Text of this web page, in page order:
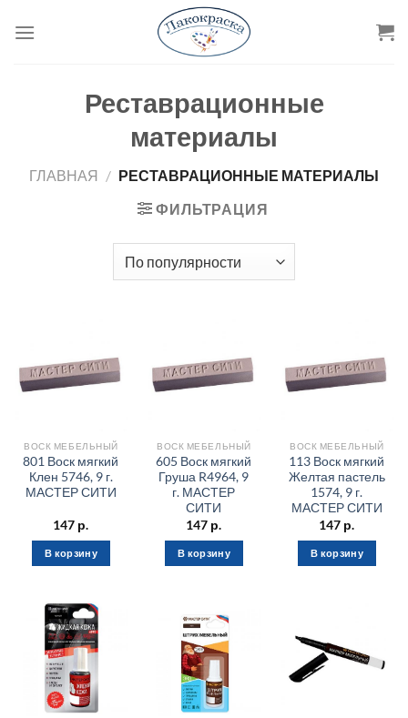
Реставрационные
материалы
ГЛАВНАЯ / РЕСТАВРАЦИОННЫЕ МАТЕРИАЛЫ
ФИЛЬТРАЦИЯ
ВОСК МЕБЕЛЬНЫЙ
801 Воск мягкий
Клен 5746, 9 г.
МАСТЕР СИТИ
147 р.
В корзину
ВОСК МЕБЕЛЬНЫЙ
605 Воск мягкий
Груша R4964, 9
г. МАСТЕР
СИТИ
147 р.
В корзину
ВОСК МЕБЕЛЬНЫЙ
113 Воск мягкий
Желтая пастель
1574, 9 г.
МАСТЕР СИТИ
147 р.
В корзину